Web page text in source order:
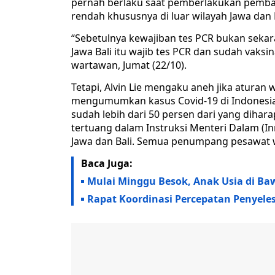
rendah khususnya di luar wilayah Jawa dan
“Sebetulnya kewajiban tes PCR bukan
Jawa Bali itu wajib tes PCR dan sudah
wartawan, Jumat (22/10).
Tetapi, Alvin Lie mengaku aneh jika aturan
mengumumkan kasus Covid-19 di
sudah lebih dari 50 persen dari yang
tertuang dalam Instruksi Menteri Dalam
Jawa dan Bali. Semua penumpang
Baca Juga:
Mulai Minggu Besok, Anak Usia di
Rapat Koordinasi Percepatan